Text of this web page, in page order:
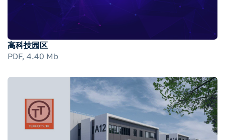
PDF, 4.40 Mb
高科技园区